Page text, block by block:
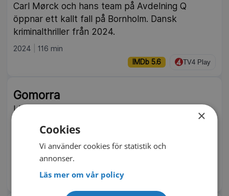
Carl Mørck och hans team på Avdelning Q
öppnar ett kallt fall på Bornholm. Dansk
kriminalthriller från 2024.
2024 116 min
IMDb 5.6 TV4 Play
Gomorra
I Neapels undre värld vävs fem öden samman
kring Camorrans makt, pengar och våld – byggt
på Roberto Savianos avslöjande bok. Italienskt
drama från 2008.
132 min
×
Cookies
Vi använder cookies för statistik och
annonser.
Läs mer om vår policy